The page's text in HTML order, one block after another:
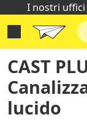
I nostri uffici
CAST
lucido